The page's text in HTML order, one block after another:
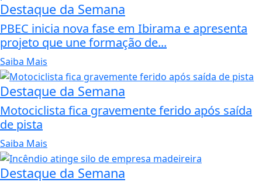
Destaque da Semana
PBEC inicia nova fase em Ibirama e apresenta
projeto que une formação de...
Saiba Mais
Destaque da Semana
Motociclista fica gravemente ferido após saída
de pista
Saiba Mais
Destaque da Semana